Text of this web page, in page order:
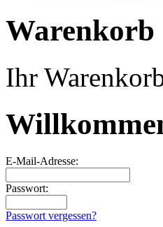
Warenkorb
Ihr
E-Mail-Adresse:
Passwort:
Passwort vergessen?